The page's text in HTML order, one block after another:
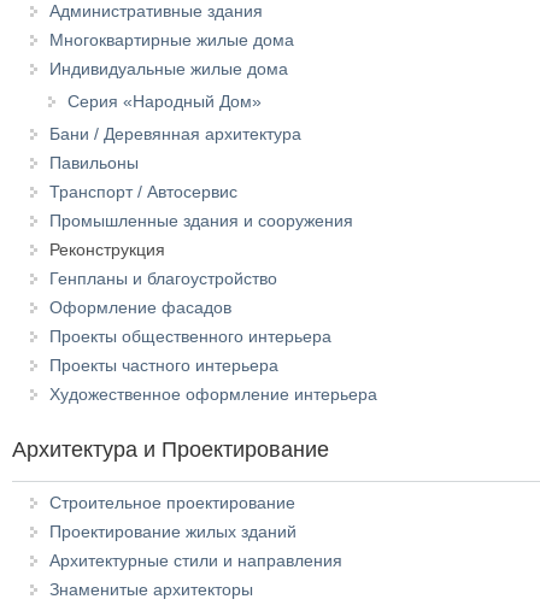
Административные здания
Многоквартирные жилые дома
Индивидуальные жилые дома
Серия «Народный Дом»
Бани / Деревянная архитектура
Павильоны
Транспорт / Автосервис
Промышленные здания и сооружения
Реконструкция
Генпланы и благоустройство
Оформление фасадов
Проекты общественного интерьера
Проекты частного интерьера
Художественное оформление интерьера
Архитектура и Проектирование
Строительное проектирование
Проектирование жилых зданий
Архитектурные стили и направления
Знаменитые архитекторы